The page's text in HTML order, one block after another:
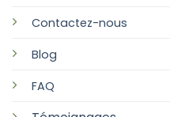
Contactez-nous
Blog
FAQ